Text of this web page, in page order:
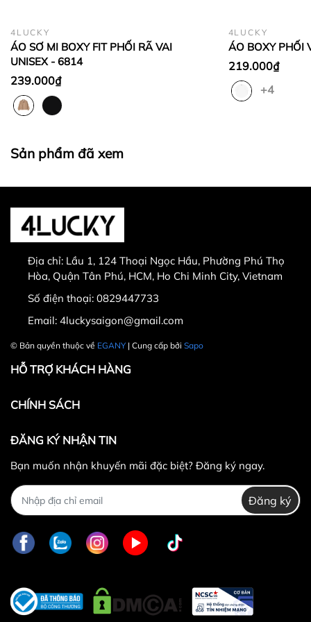
Lưu ý:
phẩm được chọn để đổi có giá trị thấp hơn sản
phẩm đổi.
Giao nhầm hàng, nhầm sản phẩm
Hư hỏng trong quá trình vận chuyển
30.000 VNĐ
4LUCKY
ÁO SƠ MI BOXY FIT PHỐI RÃ VAI
UNISEX - 6814
239.000₫
4LUCKY
ÁO BOXY PHỐI
219.000₫
+4
Sản phẩm đã xem
Địa chỉ: Lầu 1, 124 Thoại Ngọc Hầu, Phường Phú Thọ
Hòa, Quận Tân Phú, HCM, Ho Chi Minh City, Vietnam
Số điện thoại: 0829447733
Email: 4luckysaigon@gmail.com
© Bản quyền thuộc về EGANY| Cung cấp bởi Sapo
HỖ TRỢ KHÁCH HÀNG
CHÍNH SÁCH
ĐĂNG KÝ NHẬN TIN
Bạn muốn nhận khuyến mãi đặc biệt? Đăng ký ngay.
Đăng ký